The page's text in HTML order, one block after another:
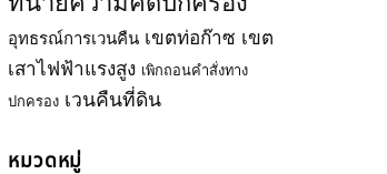
อุทธรณ์การเวนคืน เขตท่อก๊าซ เขต
เสาไฟฟ้าแรงสูง เพิกถอนคำสั่งทาง
ปกครอง เวนคืนที่ดิน
หมวดหมู่